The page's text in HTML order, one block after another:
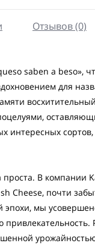
Отзывов (0)
saben a beso»,
для
интересных
В компании
Cheese, почти
мы